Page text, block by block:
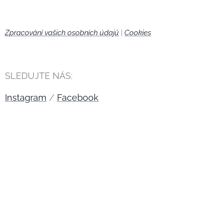
Zpracování vašich osobních údajů Cookies
SLEDUJTE NÁS:
Instagram / Facebook